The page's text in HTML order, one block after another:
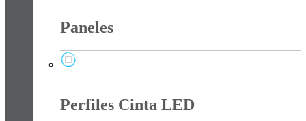
Paneles
Perfiles Cinta LED